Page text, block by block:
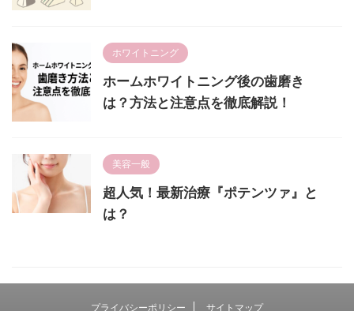
ホワイトニング
ホームホワイトニング後の歯磨き
は？方法と注意点を徹底解説！
美容一般
超人気！最新治療『ポテンツァ』と
は？
プライバシーポリシー サイトマップ